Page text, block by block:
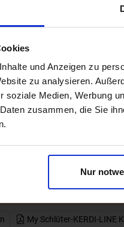
und Anzeigen zu
zu analysieren.
soziale Medien, Werbung
zusammen, die Sie
Nur
mit passender
und sogar auf
Rahmen-Set KERDI-
für Belagsmaterial von
A und -C: Diese
Designs finden Sie in
STYLE.
herunterladen - PDF
My Schlüter-KERDI-LINE